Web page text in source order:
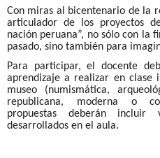
Con miras al bicentenario de la
articulador de los proyectos
nación peruana”, no sólo con la
pasado, sino también para
Para participar, el docente
aprendizaje a realizar en clase
museo (numismática,
republicana, moderna o
propuestas deberán incluir
desarrollados en el aula.